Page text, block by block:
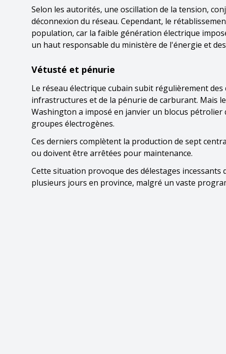
Selon les autorités, une oscillation de la tension,
déconnexion du réseau. Cependant, le
population, car la faible génération électrique
un haut responsable du ministère de l'énergie et
Vétusté et pénurie
Le réseau électrique cubain subit régulièrement
infrastructures et de la pénurie de carburant. Mais
Washington a imposé en janvier un blocus
groupes électrogènes.
Ces derniers complètent la production de sept
ou doivent être arrêtées pour maintenance.
Cette situation provoque des délestages
plusieurs jours en province, malgré un vaste